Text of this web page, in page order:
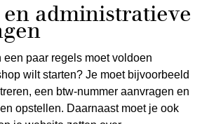
administratieve
paar regels moet voldoen
wilt starten? Je moet bijvoorbeeld
een btw-nummer aanvragen en
opstellen. Daarnaast moet je ook